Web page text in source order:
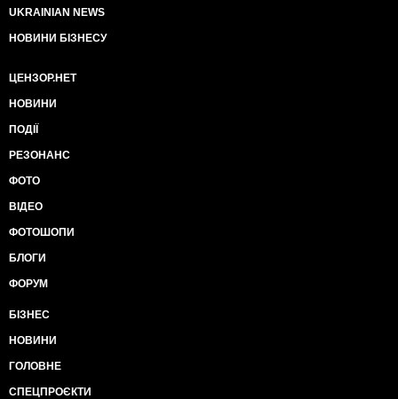
UKRAINIAN NEWS
НОВИНИ БІЗНЕСУ
ЦЕНЗОР.НЕТ
НОВИНИ
ПОДІЇ
РЕЗОНАНС
ФОТО
ВІДЕО
ФОТОШОПИ
БЛОГИ
ФОРУМ
БІЗНЕС
НОВИНИ
ГОЛОВНЕ
СПЕЦПРОЄКТИ